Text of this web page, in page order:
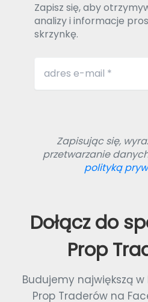
Zapisz się, aby
analizy i informacje
skrzynkę.
Zapisując się,
przetwarzanie
polityką
Dołącz do
Prop
Budujemy największą w
Prop Traderów na